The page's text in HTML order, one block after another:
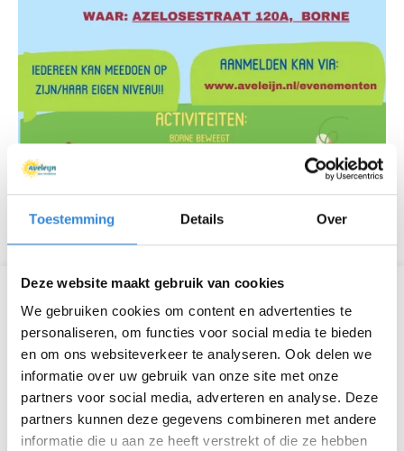
Toestemming Details Over
Deze website maakt gebruik van cookies
We gebruiken cookies om content en advertenties te
personaliseren, om functies voor social media te bieden
en om ons websiteverkeer te analyseren. Ook delen we
informatie over uw gebruik van onze site met onze
partners voor social media, adverteren en analyse. Deze
partners kunnen deze gegevens combineren met andere
informatie die u aan ze heeft verstrekt of die ze hebben
Informatie
Datum
do 5 sep.
Tijd
18:00 - 19:00
Locatie
Azelosestraat, Borne